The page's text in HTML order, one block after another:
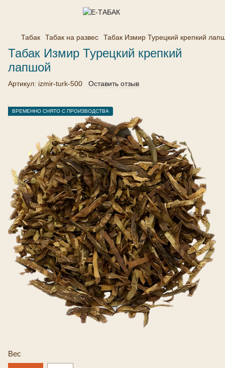
Табак Табак на развес Табак Измир Турецкий крепкий
Табак Измир Турецкий крепкий
лапшой
Артикул: izmir-turk-500 Оставить отзыв
ВРЕМЕННО СНЯТО С ПРОИЗВОДСТВА
Вес